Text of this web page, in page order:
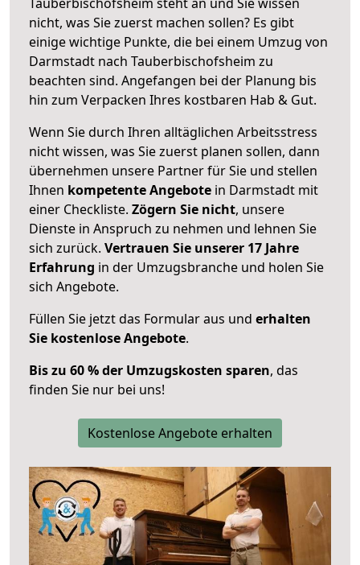
nicht, was Sie zuerst machen sollen? Es gibt
einige wichtige Punkte, die bei einem Umzug von
Darmstadt nach Tauberbischofsheim zu
beachten sind. Angefangen bei der Planung bis
hin zum Verpacken Ihres kostbaren Hab & Gut.
Wenn Sie durch Ihren alltäglichen Arbeitsstress
nicht wissen, was Sie zuerst planen sollen, dann
übernehmen unsere Partner für Sie und stellen
Ihnen kompetente Angebote in Darmstadt mit
einer Checkliste. Zögern Sie nicht, unsere
Dienste in Anspruch zu nehmen und lehnen Sie
sich zurück. Vertrauen Sie unserer 17 Jahre
Erfahrung in der Umzugsbranche und holen Sie
sich Angebote.
Füllen Sie jetzt das Formular aus und erhalten
Sie kostenlose Angebote.
Bis zu 60 % der Umzugskosten sparen, das
finden Sie nur bei uns!
Kostenlose Angebote erhalten